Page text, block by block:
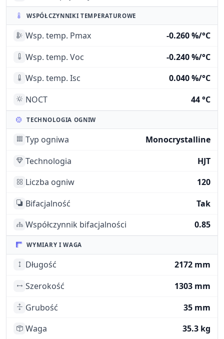
WSPÓŁCZYNNIKI TEMPERATUROWE
Wsp. temp. Pmax
-0.260 %/°C
Wsp. temp. Voc
-0.240 %/°C
Wsp. temp. Isc
0.040 %/°C
NOCT
44 °C
TECHNOLOGIA OGNIW
Typ ogniwa
Monocrystalline
Technologia
HJT
Liczba ogniw
120
Bifacjalność
Tak
Współczynnik bifacjalności
0.85
WYMIARY I WAGA
Długość
2172 mm
Szerokość
1303 mm
Grubość
35 mm
Waga
35.3 kg